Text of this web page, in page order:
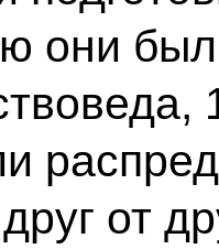
они
от